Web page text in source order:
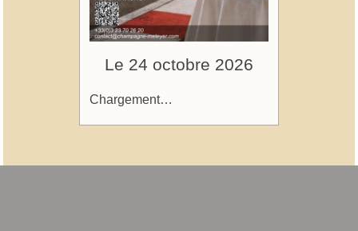
Le 24 octobre 2026
Chargement…